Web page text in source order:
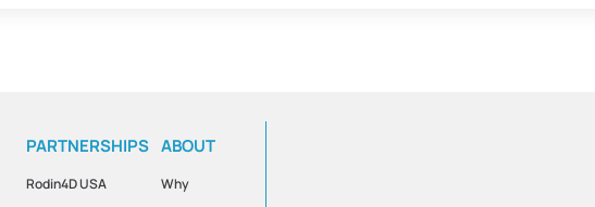
PARTNERSHIPS
Rodin4D USA
ABOUT
Why